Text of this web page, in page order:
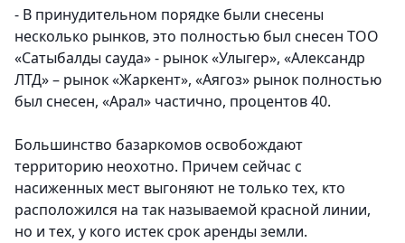
- В принудительном порядке были снесены
несколько рынков, это полностью был снесен ТОО
«Сатыбалды сауда» - рынок «Улыгер», «Александр
ЛТД» – рынок «Жаркент», «Аягоз» рынок полностью
был снесен, «Арал» частично, процентов 40.
Большинство базаркомов освобождают
территорию неохотно. Причем сейчас с
насиженных мест выгоняют не только тех, кто
расположился на так называемой красной линии,
но и тех, у кого истек срок аренды земли.